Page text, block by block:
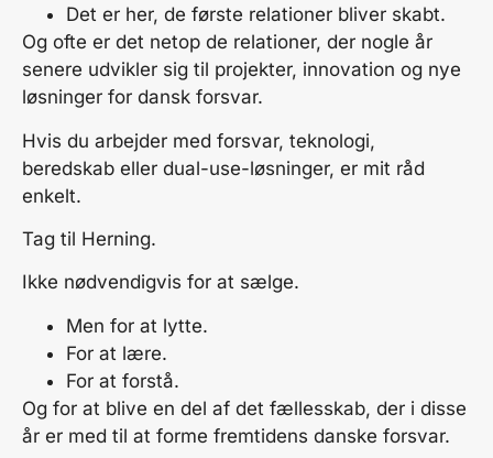
Det er her, de første relationer bliver skabt.
Og ofte er det netop de relationer, der nogle år
senere udvikler sig til projekter, innovation og nye
løsninger for dansk forsvar.
Hvis du arbejder med forsvar, teknologi,
beredskab eller dual-use-løsninger, er mit råd
enkelt.
Tag til Herning.
Ikke nødvendigvis for at sælge.
Men for at lytte.
For at lære.
For at forstå.
Og for at blive en del af det fællesskab, der i disse
år er med til at forme fremtidens danske forsvar.